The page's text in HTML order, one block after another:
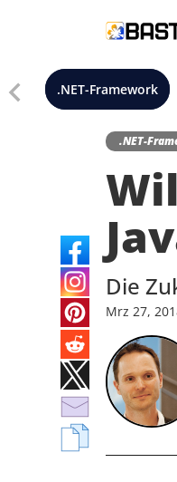
.NET-Framework
.NET-
Die
Mrz 27,